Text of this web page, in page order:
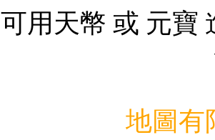
可用天幣 或 元
地圖有